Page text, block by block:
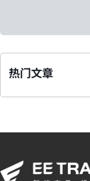
热门文章